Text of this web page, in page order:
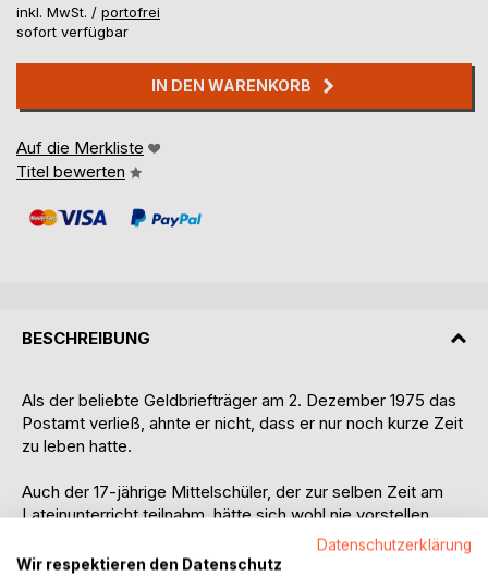
inkl. MwSt. / portofrei
sofort verfügbar
IN DEN WARENKORB
Auf die Merkliste
Titel bewerten
BESCHREIBUNG
Als der beliebte Geldbriefträger am 2. Dezember 1975 das
Postamt verließ, ahnte er nicht, dass er nur noch kurze Zeit
zu leben hatte.
Auch der 17-jährige Mittelschüler, der zur selben Zeit am
Lateinunterricht teilnahm, hätte sich wohl nie vorstellen
können, wenige Wochen später in Handschellen von einem
Polizisten wie ein Schwerverbrecher durch das
Datenschutzerklärung
Wir respektieren den Datenschutz